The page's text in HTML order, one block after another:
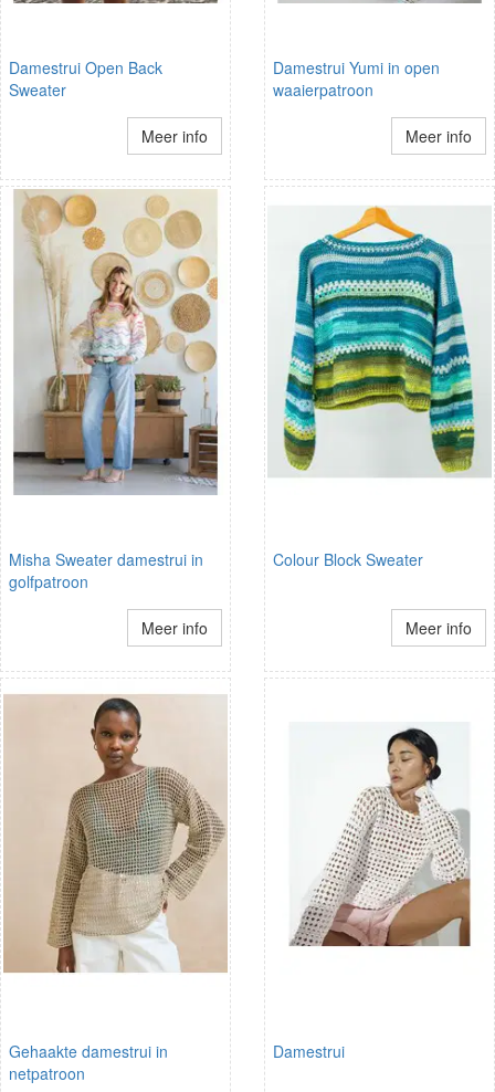
Damestrui Open Back
Sweater
Meer info
Damestrui Yumi in open
waaierpatroon
Meer info
Misha Sweater damestrui in
golfpatroon
Meer info
Colour Block Sweater
Meer info
Gehaakte damestrui in
netpatroon
Damestrui